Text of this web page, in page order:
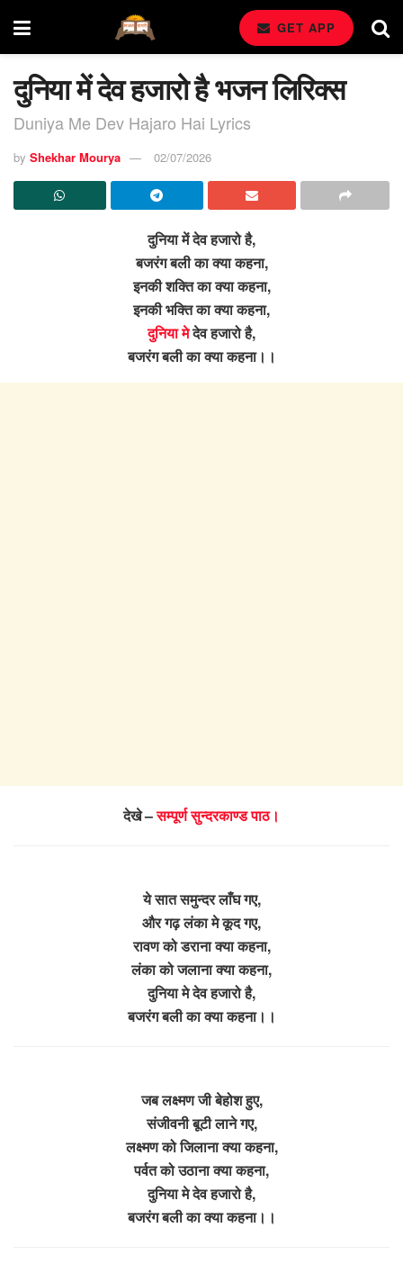
GET APP
दुनिया में देव हजारो है भजन लिरिक्स
Duniya Me Dev Hajaro Hai Lyrics
by Shekhar Mourya 02/07/2026
दुनिया में देव हजारो है,
बजरंग बली का क्या कहना,
इनकी शक्ति का क्या कहना,
इनकी भक्ति का क्या कहना,
दुनिया मेदेव हजारो है,
बजरंग बली का क्या कहना।।
देखे –सम्पूर्ण सुन्दरकाण्ड पाठ।
ये सात समुन्दर लाँघ गए,
और गढ़ लंका मे कूद गए,
रावण को डराना क्या कहना,
लंका को जलाना क्या कहना,
दुनिया मे देव हजारो है,
बजरंग बली का क्या कहना।।
जब लक्ष्मण जी बेहोश हुए,
संजीवनी बूटी लाने गए,
लक्ष्मण को जिलाना क्या कहना,
पर्वत को उठाना क्या कहना,
दुनिया मे देव हजारो है,
बजरंग बली का क्या कहना।।